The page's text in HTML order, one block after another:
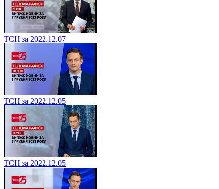
ТСН за 2022.12.07
ТСН за 2022.12.05
ТСН за 2022.12.05